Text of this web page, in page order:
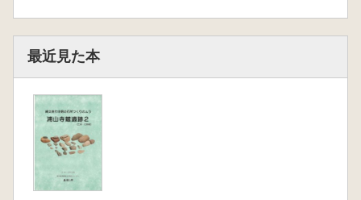
最近見た本